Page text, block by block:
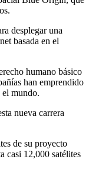
desplegar una
basada en el
humano básico
han emprendido
el mundo.
nueva carrera
de su proyecto
casi 12,000 satélites